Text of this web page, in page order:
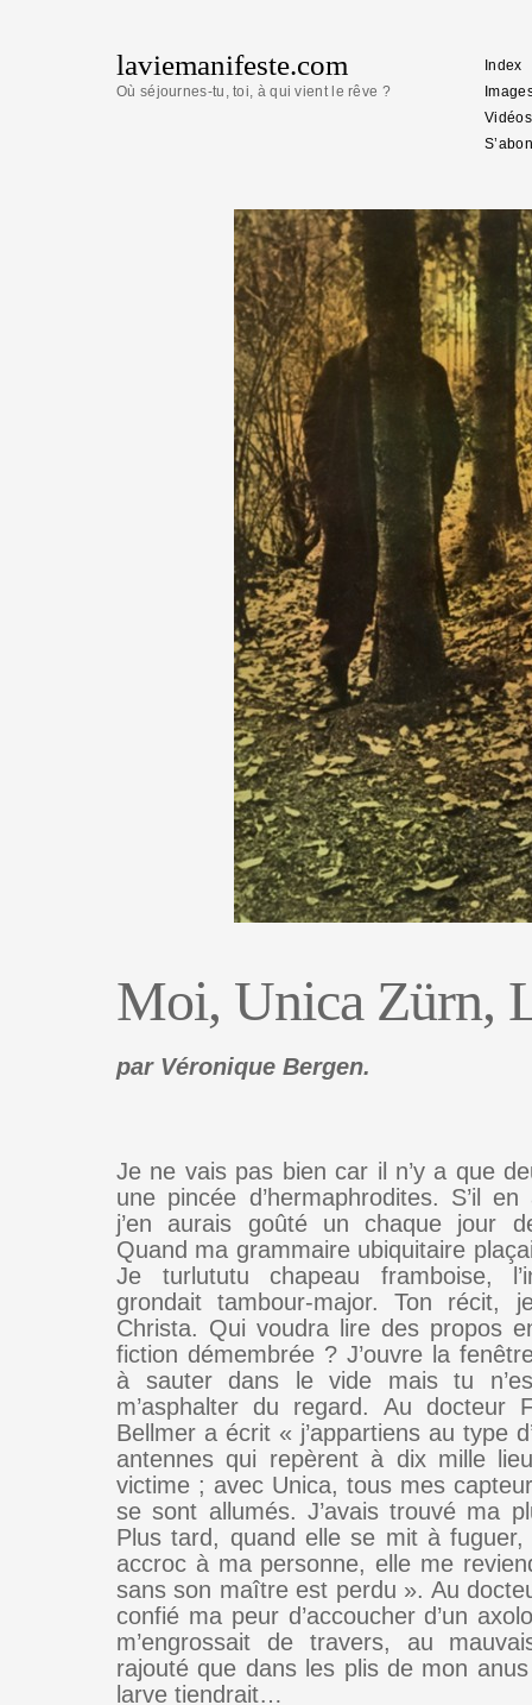
laviemanifeste.com
Où séjournes-tu, toi, à qui vient le rêve ?
Index
Vidéos
Moi, Unica Zürn,
par Véronique Bergen.
Je ne vais pas bien car il n’y a que
une pincée d’hermaphrodites. S’il
j’en aurais goûté un chaque jour
Quand ma grammaire ubiquitaire
Je turlututu chapeau framboise,
grondait tambour-major. Ton récit,
Christa. Qui voudra lire des propos
fiction démembrée ? J’ouvre la
à sauter dans le vide mais tu
m’asphalter du regard. Au docteur
Bellmer a écrit « j’appartiens au type
antennes qui repèrent à dix mille
victime ; avec Unica, tous mes
se sont allumés. J’avais trouvé ma
Plus tard, quand elle se mit à
accroc à ma personne, elle me
sans son maître est perdu ». Au
confié ma peur d’accoucher d’un
m’engrossait de travers, au
rajouté que dans les plis de mon
larve tiendrait…